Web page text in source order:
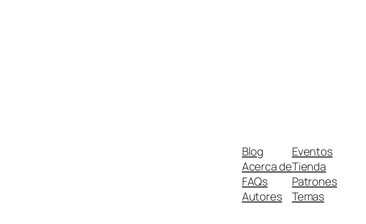
Blog
Acerca de
FAQs
Autores
Eventos
Tienda
Patrones
Temas